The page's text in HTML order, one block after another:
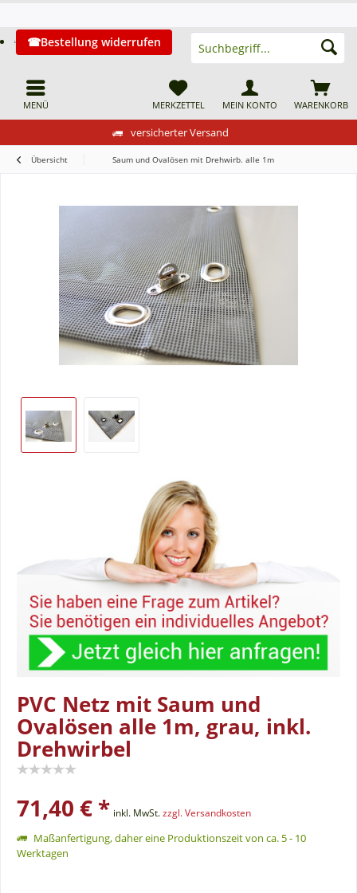
versicherter Versand
MENÜ
Bestellung widerrufen
WARENKORB
MERKZETTEL MEIN KONTO
Übersicht Saum und Ovalösen mit Drehwirb. alle 1m
PVC Netz mit Saum und
Ovalösen alle 1m, grau, inkl.
Drehwirbel
71,40 € * inkl. MwSt.zzgl. Versandkosten
Maßanfertigung, daher eine Produktionszeit von ca. 5 - 10
Werktagen